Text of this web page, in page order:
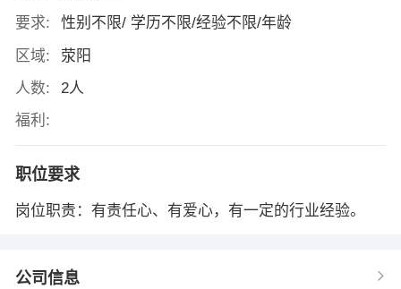
要求:
性别不限/ 学历不限/经验不限/年龄
区域:
荥阳
人数:
2人
福利:
职位要求
岗位职责：有责任心、有爱心，有一定的行业经验。
公司信息